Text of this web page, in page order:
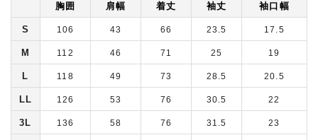
胸囲 肩幅 着丈 袖丈 袖口幅
S 106 43 66 23.5 17.5
M 112 46 71 25 19
L 118 49 73 28.5 20.5
LL 126 53 76 30.5 22
3L 136 58 76 31.5 23